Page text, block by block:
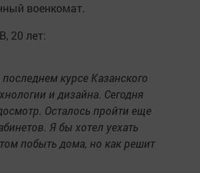
военкомат.
20 лет:
курсе Казанского
и дизайна. Сегодня
Осталось пройти еще
Я бы хотел уехать
побыть дома, но как решит